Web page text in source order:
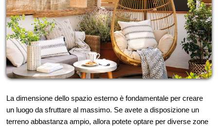
La dimensione dello spazio esterno è fondamentale per creare
un luogo da sfruttare al massimo. Se avete a disposizione un
terreno abbastanza ampio, allora potete optare per diverse zone